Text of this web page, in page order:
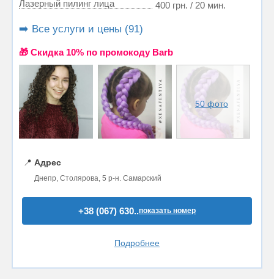
Лазерный пилинг лица 400 грн. / 20 мин.
➡️ Все услуги и цены (91)
🎁 Cкидка 10% по промокоду Barb
50 фото
📍 Адрес
Днепр, Столярова, 5 р-н. Самарский
+38 (067) 630..показать номер
Подробнее